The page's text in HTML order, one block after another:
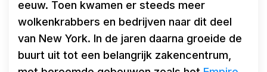
eeuw. Toen kwamen er steeds meer
wolkenkrabbers en bedrijven naar dit deel
van New York. In de jaren daarna groeide de
buurt uit tot een belangrijk zakencentrum,